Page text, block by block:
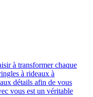
à transformer chaque
à rideaux à
détails afin de vous
vous est un véritable